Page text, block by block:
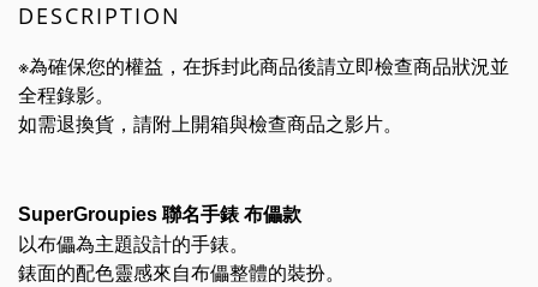
DESCRIPTION
※為確保您的權益，在拆封此商品後請立即檢查商品狀況並
全程錄影。
如需退換貨，請附上開箱與檢查商品之影片。
SuperGroupies 聯名手錶 布儡款
以布儡為主題設計的手錶。
錶面的配色靈感來自布儡整體的裝扮。